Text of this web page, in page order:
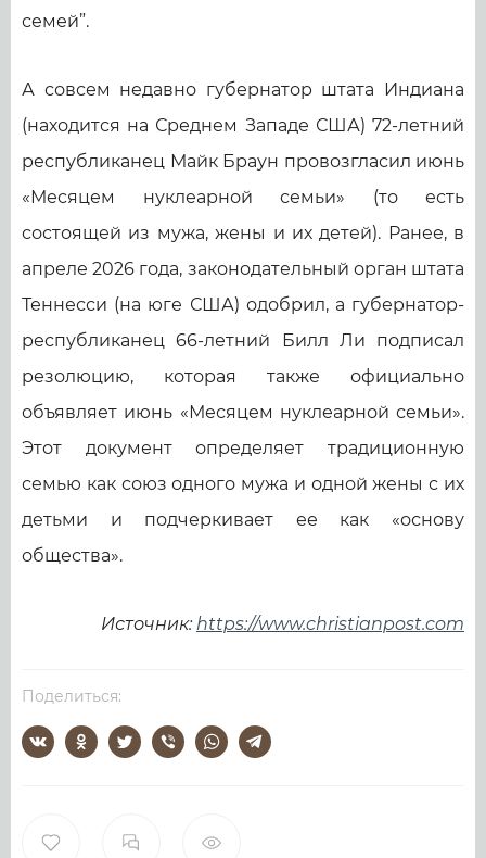
семей”.
А совсем недавно губернатор штата Индиана
(находится на Среднем Западе США) 72-летний
республиканец Майк Браун провозгласил июнь
«Месяцем нуклеарной семьи» (то есть
состоящей из мужа, жены и их детей). Ранее, в
апреле 2026 года, законодательный орган штата
Теннесси (на юге США) одобрил, а губернатор-
республиканец 66-летний Билл Ли подписал
резолюцию, которая также официально
объявляет июнь «Месяцем нуклеарной семьи».
Этот документ определяет традиционную
семью как союз одного мужа и одной жены с их
детьми и подчеркивает ее как «основу
общества».
Источник: https://www.christianpost.com
Поделиться: